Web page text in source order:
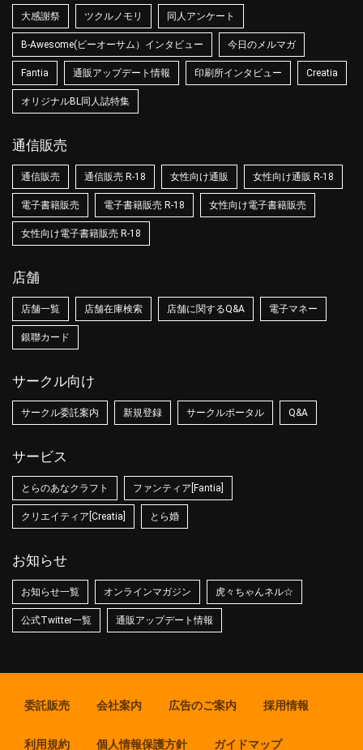
大感謝祭 ツクルノモリ 同人アンケート
B-Awesome(ビーオーサム）インタビュー 今日のメルマガ
Fantia 通販アップデート情報 印刷所インタビュー Creatia
オリジナルBL同人誌特集
通信販売
通信販売 通信販売 R-18 女性向け通販 女性向け通販 R-18
電子書籍販売 電子書籍販売 R-18 女性向け電子書籍販売
女性向け電子書籍販売 R-18
店舗
店舗一覧 店舗在庫検索 店舗に関するQ&A 電子マネー
銀聯カード
サークル向け
サークル委託案内 新規登録 サークルポータル Q&A
サービス
とらのあなクラフト ファンティア[Fantia]
クリエイティア[Creatia] とら婚
お知らせ
お知らせ一覧 オンラインマガジン 虎々ちゃんネル☆
公式Twitter一覧 通販アップデート情報
委託販売 会社案内 広告のご案内 採用情報
利用規約 個人情報保護方針 ガイドマップ